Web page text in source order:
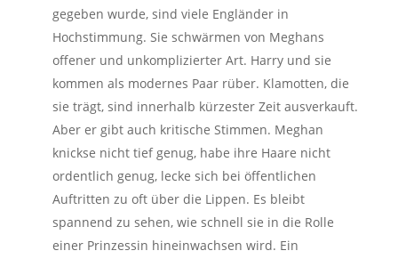
gegeben wurde, sind viele Engländer in
Hochstimmung. Sie schwärmen von Meghans
offener und unkomplizierter Art. Harry und sie
kommen als modernes Paar rüber. Klamotten, die
sie trägt, sind innerhalb kürzester Zeit ausverkauft.
Aber er gibt auch kritische Stimmen. Meghan
knickse nicht tief genug, habe ihre Haare nicht
ordentlich genug, lecke sich bei öffentlichen
Auftritten zu oft über die Lippen. Es bleibt
spannend zu sehen, wie schnell sie in die Rolle
einer Prinzessin hineinwachsen wird. Ein